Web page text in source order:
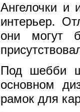
Ангелочки и
интерьер.
они могут
Под шебби
основном
рамок для